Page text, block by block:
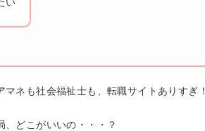
マネも社会福祉士も、転職サイトありすぎ！
、どこがいいの・・・？